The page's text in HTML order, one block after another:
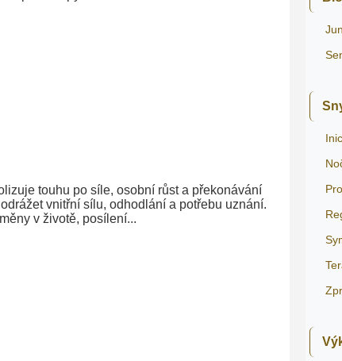
touhu po síle, osobní růst a překonávání
vnitřní sílu, odhodlání a potřebu uznání.
v životě, posílení...